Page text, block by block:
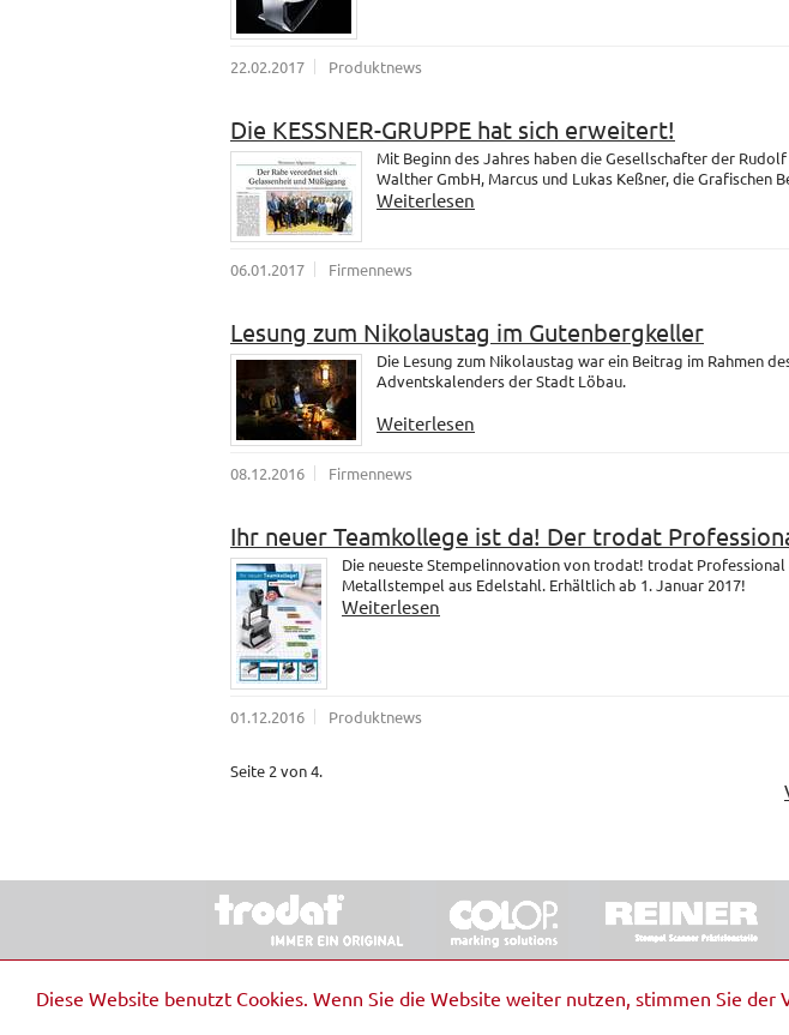
Diese Website benutzt Cookies. Wenn Sie die Website weiter nutzen, stimmen Sie der
22.02.2017 Produktnews
Die KESSNER-GRUPPE hat sich erweitert!
Mit Beginn des Jahres haben die Gesellschafter der
Walther GmbH, Marcus und Lukas Keßner, die Grafischen
Weiterlesen
06.01.2017 Firmennews
Lesung zum Nikolaustag im Gutenbergkeller
Die Lesung zum Nikolaustag war ein Beitrag im Rahmen
Adventskalenders der Stadt Löbau.
Weiterlesen
08.12.2016 Firmennews
Ihr neuer Teamkollege ist da! Der trodat
Die neueste Stempelinnovation von trodat! trodat Professional
Metallstempel aus Edelstahl. Erhältlich ab 1. Januar 2017!
Weiterlesen
01.12.2016 Produktnews
Seite 2 von 4.
© 2026 Stempel & Schilder RUDOLF SCHMORRDE GmbH & Co. KG